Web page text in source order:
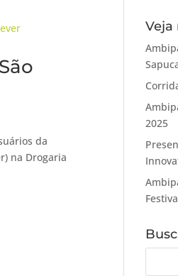
da
na Drogaria
Veja
2025